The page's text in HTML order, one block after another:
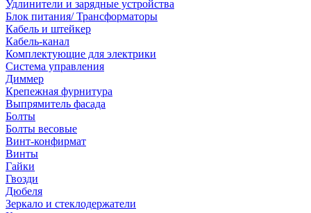
Удлинители и зарядные устройства
Блок питания/ Трансформаторы
Кабель и штейкер
Кабель-канал
Комплектующие для электрики
Система управления
Диммер
Крепежная фурнитура
Выпрямитель фасада
Болты
Болты весовые
Винт-конфирмат
Винты
Гайки
Гвозди
Дюбеля
Зеркало и стеклодержатели